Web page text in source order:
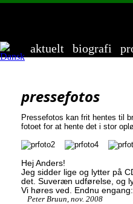
aktuelt biografi
pressefotos
Pressefotos kan frit hentes til
fotoet for at hente det i stor
Hej Anders!
Jeg sidder lige og lytter på
det. Suveræn udførelse, og
Vi høres ved. Endnu
Peter Bruun, nov. 2008